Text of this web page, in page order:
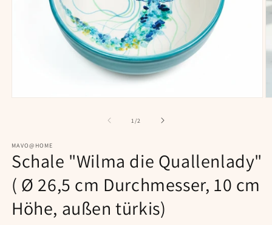
1/von
2
MAVO@HOME
Schale "Wilma die Quallenlady"
( Ø 26,5 cm Durchmesser, 10 cm
Höhe, außen türkis)